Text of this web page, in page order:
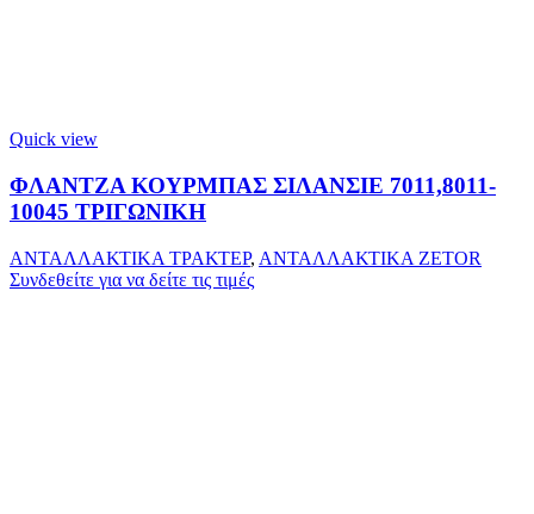
Quick view
ΦΛΑΝΤΖΑ ΚΟΥΡΜΠΑΣ ΣΙΛΑΝΣΙΕ 7011,8011-
10045 ΤΡΙΓΩΝΙΚΗ
ΑΝΤΑΛΛΑΚΤΙΚΑ ΤΡΑΚΤΕΡ, ΑΝΤΑΛΛΑΚΤΙΚΑ ZETOR
Συνδεθείτε για να δείτε τις τιμές